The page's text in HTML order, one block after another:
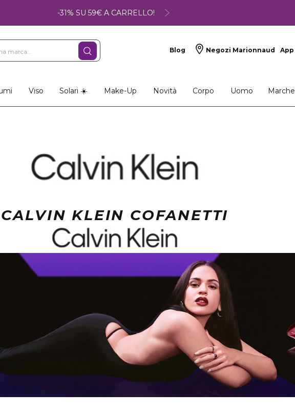
-31% SU 59€ A CARRELLO!
Blog Negozi Marionnaud App
Viso Solari ☀️ Make-Up Novità Corpo Uomo Marche
CALVIN KLEIN COFANETTI